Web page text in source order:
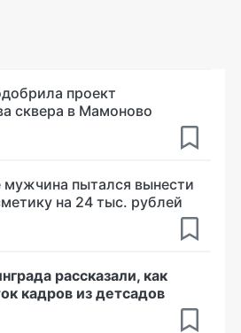
проект
сквера в Мамоново
мужчина пытался вынести
на 24 тыс. рублей
рассказали, как
кадров из детсадов